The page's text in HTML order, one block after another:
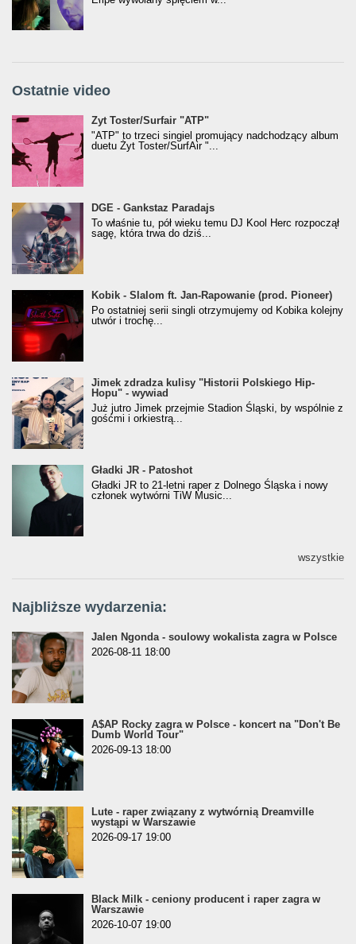
Ostatnie video
Żyt Toster/SurfAir - ATP VIDEO
Żyt Toster/Surfair "ATP"
"ATP" to trzeci singiel promujący nadchodzący album
duetu Żyt Toster/SurfAir "...
donGURALesko z nagrodą za
Klasyczny/Trueschoolowy Album Roku
(Popkillery 2023)
DGE - Gankstaz Paradajs
To właśnie tu, pół wieku temu DJ Kool Herc rozpoczął
sagę, która trwa do dziś...
Kobik - Slalom ft. Jan-Rapowanie (prod. Pioneer)
[Official Music Visualiser]
Kobik - Slalom ft. Jan-Rapowanie (prod. Pioneer)
Po ostatniej serii singli otrzymujemy od Kobika kolejny
utwór i trochę...
Jimek zdradza kulisy "Historii Polskiego Hip-
Hopu" - wywiad
Jimek zdradza kulisy "Historii Polskiego Hip-
Hopu" - wywiad
Już jutro Jimek przejmie Stadion Śląski, by wspólnie z
gośćmi i orkiestrą...
Gładki JR - Patoshot
Gładki JR - Patoshot
Gładki JR to 21-letni raper z Dolnego Śląska i nowy
członek wytwórni TiW Music...
wszystkie
Najbliższe wydarzenia:
Jalen Ngonda - soulowy wokalista zagra w Polsce
2026-08-11 18:00
A$AP Rocky zagra w Polsce - koncert na "Don't Be
Dumb World Tour"
2026-09-13 18:00
Lute - raper związany z wytwórnią Dreamville
wystąpi w Warszawie
2026-09-17 19:00
Black Milk - ceniony producent i raper zagra w
Warszawie
2026-10-07 19:00